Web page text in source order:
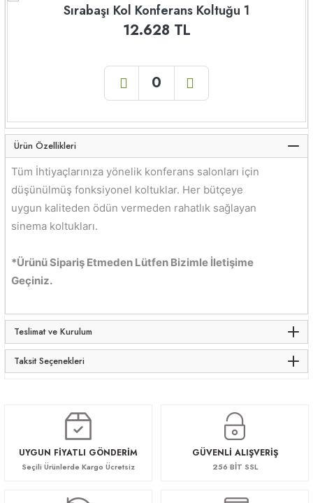
Sırabaşı Kol Konferans Koltuğu 1
12.628 TL
Ürün Özellikleri
Tüm İhtiyaçlarınıza yönelik konferans salonları için
düşünülmüş fonksiyonel koltuklar. Her bütçeye
uygun kaliteden ödün vermeden rahatlık sağlayan
sinema koltukları.
*Ürünü Sipariş Etmeden Lütfen Bizimle İletişime
Geçiniz.
Teslimat ve Kurulum
Taksit Seçenekleri
UYGUN FİYATLI GÖNDERİM
Seçili Ürünlerde Kargo Ücretsiz
GÜVENLİ ALIŞVERİŞ
256 BİT SSL